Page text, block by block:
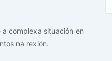
complexa situación en
na rexión.